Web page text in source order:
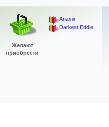
Желают
приобрести
Anamir
Darkest Eddie